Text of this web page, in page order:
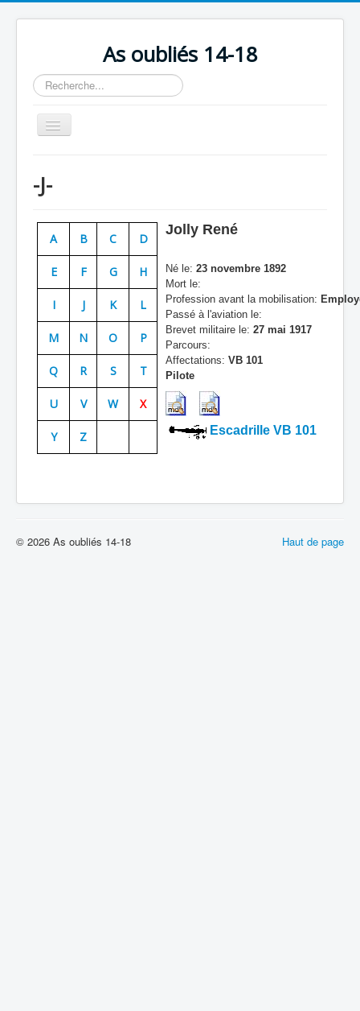
As oubliés 14-18
Rechercher
Basculer
la
Chronologie
Escadrilles
Organisation
Avions
Personnels
Doctrines
Batailles
Les As
Cahiers des As
-J-
A B C D
E F G H
I J K L
M N O P
Q R S T
U V W X
Y Z
Jolly René
Né le: 23 novembre 1892
Mort le:
Profession avant la mobilisation:
Passé à l'aviation le:
Brevet militaire le: 27 mai 1917
Parcours:
Affectations: VB 101
Pilote
Escadrille VB 101
Haut de page
© 2026 As oubliés 14-18